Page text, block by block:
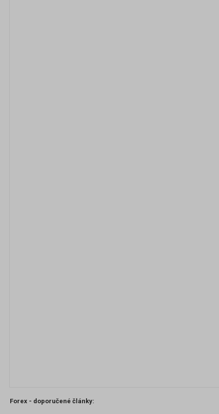
Forex - doporučené články: